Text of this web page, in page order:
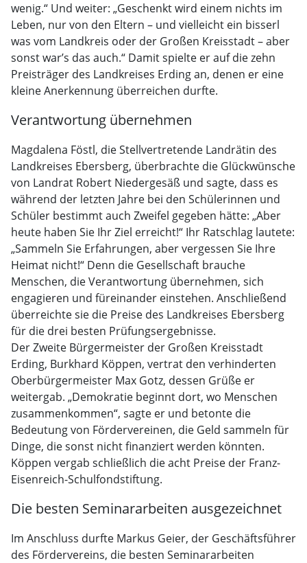
wenig.“ Und weiter: „Geschenkt wird einem nichts im
Leben, nur von den Eltern – und vielleicht ein bisserl
was vom Landkreis oder der Großen Kreisstadt – aber
sonst war’s das auch.“ Damit spielte er auf die zehn
Preisträger des Landkreises Erding an, denen er eine
kleine Anerkennung überreichen durfte.
Verantwortung übernehmen
Magdalena Föstl, die Stellvertretende Landrätin des
Landkreises Ebersberg, überbrachte die Glückwünsche
von Landrat Robert Niedergesäß und sagte, dass es
während der letzten Jahre bei den Schülerinnen und
Schüler bestimmt auch Zweifel gegeben hätte: „Aber
heute haben Sie Ihr Ziel erreicht!“ Ihr Ratschlag lautete:
„Sammeln Sie Erfahrungen, aber vergessen Sie Ihre
Heimat nicht!“ Denn die Gesellschaft brauche
Menschen, die Verantwortung übernehmen, sich
engagieren und füreinander einstehen. Anschließend
überreichte sie die Preise des Landkreises Ebersberg
für die drei besten Prüfungsergebnisse.
Der Zweite Bürgermeister der Großen Kreisstadt
Erding, Burkhard Köppen, vertrat den verhinderten
Oberbürgermeister Max Gotz, dessen Grüße er
weitergab. „Demokratie beginnt dort, wo Menschen
zusammenkommen“, sagte er und betonte die
Bedeutung von Fördervereinen, die Geld sammeln für
Dinge, die sonst nicht finanziert werden könnten.
Köppen vergab schließlich die acht Preise der Franz-
Eisenreich-Schulfondstiftung.
Die besten Seminararbeiten ausgezeichnet
Im Anschluss durfte Markus Geier, der Geschäftsführer
des Fördervereins, die besten Seminararbeiten